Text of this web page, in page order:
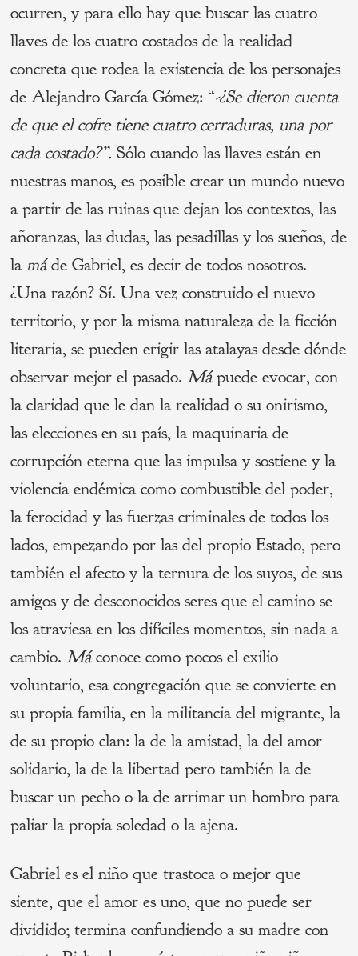
ocurren, y para ello hay que buscar las cuatro
llaves de los cuatro costados de la realidad
concreta que rodea la existencia de los personajes
de Alejandro García Gómez: “-¿Se dieron cuenta
de que el cofre tiene cuatro cerraduras, una por
cada costado?”.Sólo cuando las llaves están en
nuestras manos, es posible crear un mundo nuevo
a partir de las ruinas que dejan los contextos, las
añoranzas, las dudas, las pesadillas y los sueños, de
lamáde Gabriel, es decir de todos nosotros.
¿Una razón? Sí. Una vez construido el nuevo
territorio, y por la misma naturaleza de la ficción
literaria, se pueden erigir las atalayas desde dónde
observar mejor el pasado.Mápuede evocar, con
la claridad que le dan la realidad o su onirismo,
las elecciones en su país, la maquinaria de
corrupción eterna que las impulsa y sostiene y la
violencia endémica como combustible del poder,
la ferocidad y las fuerzas criminales de todos los
lados, empezando por las del propio Estado, pero
también el afecto y la ternura de los suyos, de sus
amigos y de desconocidos seres que el camino se
los atraviesa en los difíciles momentos, sin nada a
cambio.Máconoce como pocos el exilio
voluntario, esa congregación que se convierte en
su propia familia, en la militancia del migrante, la
de su propio clan: la de la amistad, la del amor
solidario, la de la libertad pero también la de
buscar un pecho o la de arrimar un hombro para
paliar la propia soledad o la ajena.
Gabriel es el niño que trastoca o mejor que
siente, que el amor es uno, que no puede ser
dividido; termina confundiendo a su madre con